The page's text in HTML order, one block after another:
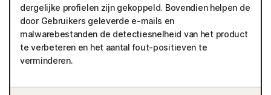
dergelijke profielen zijn gekoppeld. Bovendien helpen de
door Gebruikers geleverde e-mails en
malwarebestanden de detectiesnelheid van het product
te verbeteren en het aantal fout-positieven te
verminderen.